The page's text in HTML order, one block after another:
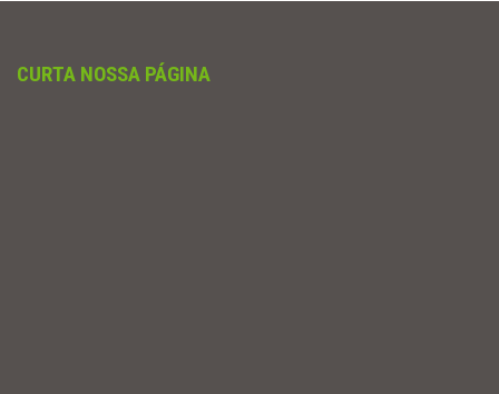
CURTA NOSSA PÁGINA